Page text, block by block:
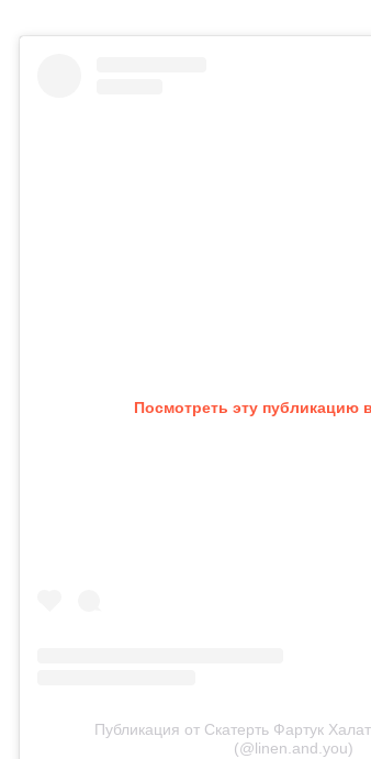
Посмотреть эту публикацию
Публикация от Скатерть Фартук
(@linen.and.you)